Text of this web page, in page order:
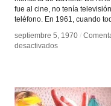
fue al cine, no tenía
teléfono. En 1961, cuando
septiembre 5, 1970 /
desactivadosen
septiembre 5, 1970 /
desactivadosen